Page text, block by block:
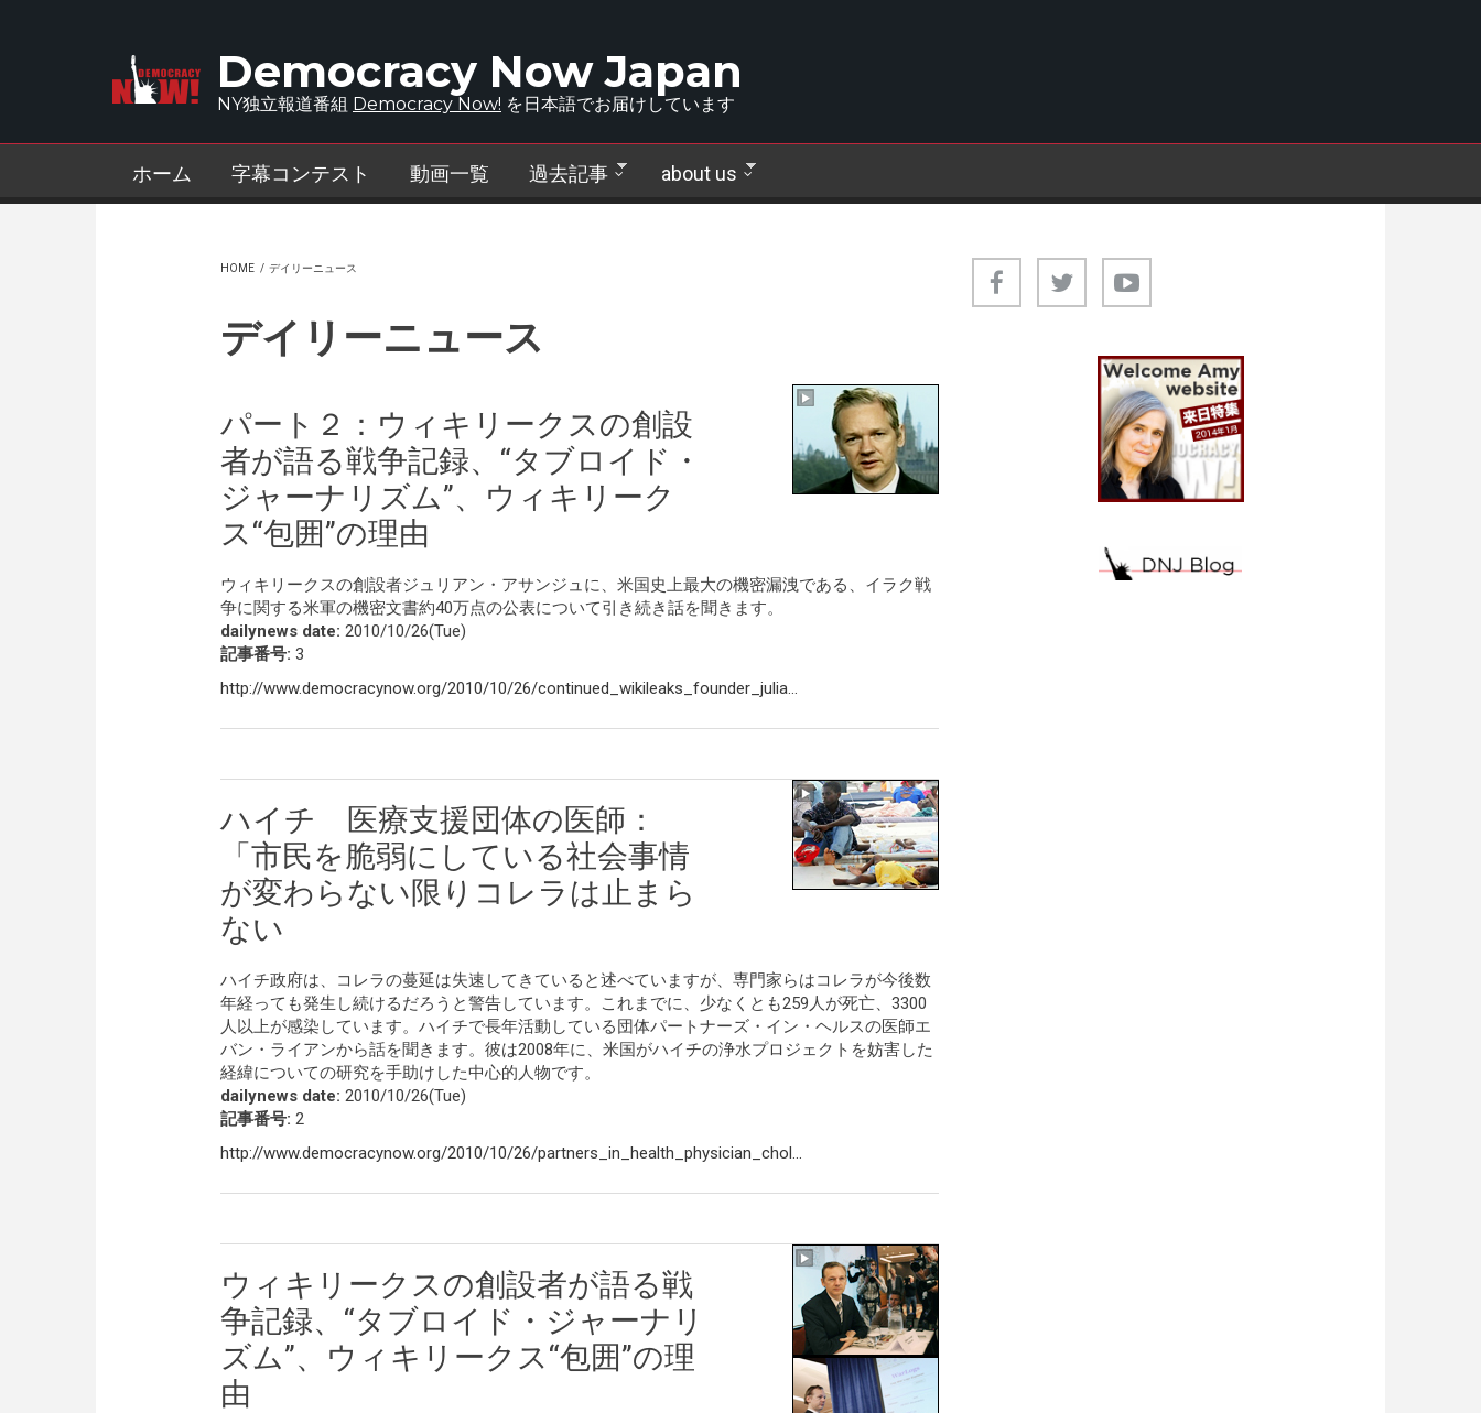
Democracy Now Japan
NY独立報道番組 Democracy Now! を日本語でお届けしています
ホーム 字幕コンテスト 動画一覧 過去記事 about us
HOME / デイリーニュース
デイリーニュース
パート２：ウィキリークスの創設
者が語る戦争記録、“タブロイド・
ジャーナリズム”、ウィキリーク
ス“包囲”の理由
ウィキリークスの創設者ジュリアン・アサンジュに、米国史上最大の機密漏洩である、イラク戦
争に関する米軍の機密文書約40万点の公表について引き続き話を聞きます。
dailynews date: 2010/10/26(Tue)
記事番号: 3
http://www.democracynow.org/2010/10/26/continued_wikileaks_founder_julia...
ハイチ 医療支援団体の医師：
「市民を脆弱にしている社会事情
が変わらない限りコレラは止まら
ない
ハイチ政府は、コレラの蔓延は失速してきていると述べていますが、専門家らはコレラが今後数
年経っても発生し続けるだろうと警告しています。これまでに、少なくとも259人が死亡、3300
人以上が感染しています。ハイチで長年活動している団体パートナーズ・イン・ヘルスの医師エ
バン・ライアンから話を聞きます。彼は2008年に、米国がハイチの浄水プロジェクトを妨害した
経緯についての研究を手助けした中心的人物です。
dailynews date: 2010/10/26(Tue)
記事番号: 2
http://www.democracynow.org/2010/10/26/partners_in_health_physician_chol...
ウィキリークスの創設者が語る戦
争記録、“タブロイド・ジャーナリ
ズム”、ウィキリークス“包囲”の理
由